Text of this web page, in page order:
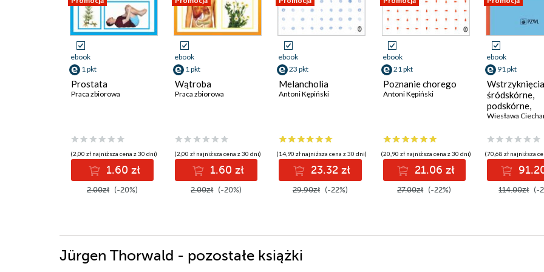
ebook
1 pkt
Prostata
Praca zbiorowa
(2,00 zł najniższa cena z 30 dni)
1.60 zł
2.00zł (-20%)
ebook
1 pkt
Wątroba
Praca zbiorowa
(2,00 zł najniższa cena z 30 dni)
1.60 zł
2.00zł (-20%)
ebook
23 pkt
Melancholia
Antoni Kępiński
(14,90 zł najniższa cena z 30 dni)
23.32 zł
29.90zł (-22%)
ebook
21 pkt
Poznanie chorego
Antoni Kępiński
(20,90 zł najniższa cena z 30 dni)
21.06 zł
27.00zł (-22%)
ebook
91 pkt
Wstrzyknięcia
śródskórne,
podskórne,
domięśniowe i
(70,68 zł najniższa
114.00zł (-
Jürgen Thorwald - pozostałe książki